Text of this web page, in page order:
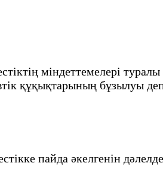
міндеттемелері
құқықтарының бұзылуы
пайда әкелгенін